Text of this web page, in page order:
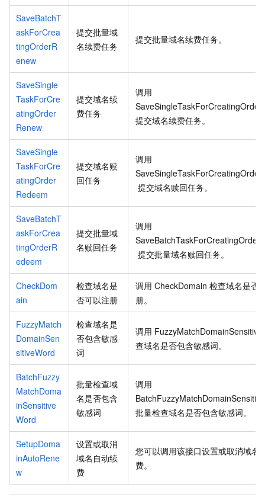
SaveBatchT
askForCrea
tingOrderR
enew
提交批量域
名续费任务
提交批量域名续费任务。
SaveSingle
TaskForCre
atingOrder
Renew
提交域名续
费任务
调用
提交域名续费任务。
SaveSingle
TaskForCre
atingOrder
Redeem
提交域名赎
回任务
调用
提交域名赎回任务。
SaveBatchT
askForCrea
tingOrderR
edeem
提交批量域
名赎回任务
调用
提交批量域名赎回任务。
CheckDom
ain
检查域名是
否可以注册
调用 CheckDomain 检查域名是否
册。
FuzzyMatch
DomainSen
sitiveWord
检查域名是
否包含敏感
词
调用
查域名是否包含敏感词。
BatchFuzzy
MatchDoma
inSensitive
Word
批量检查域
名是否包含
敏感词
调用
批量检查域名是否包含敏感词。
SetupDoma
inAutoRene
w
设置或取消
域名自动续
费
您可以调用该接口设置或取消域名
费。